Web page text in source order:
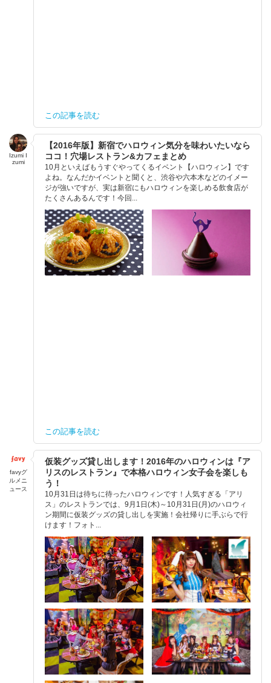
この記事を読む
Izumi I
zumi
【2016年版】新宿でハロウィン気分を味わいたいなら
ココ！穴場レストラン&カフェまとめ
10月といえばもうすぐやってくるイベント【ハロウィン】です
よね。なんだかイベントと聞くと、渋谷や六本木などのイメー
ジが強いですが、実は新宿にもハロウィンを楽しめる飲食店が
たくさんあるんです！今回...
この記事を読む
favyグ
ルメニ
ュース
仮装グッズ貸し出します！2016年のハロウィンは『ア
リスのレストラン』で本格ハロウィン女子会を楽しも
う！
10月31日は待ちに待ったハロウィンです！人気すぎる「アリ
ス」のレストランでは、9月1日(木)～10月31日(月)のハロウィ
ン期間に仮装グッズの貸し出しを実施！会社帰りに手ぶらで行
けます！フォト...